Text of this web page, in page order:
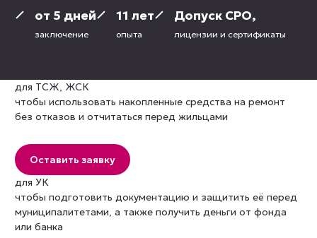
от 5 дней
заключение
11 лет
опыта
Допуск СРО,
лицензии и сертификаты
для ТСЖ, ЖСК
чтобы использовать накопленные средства на ремонт
без отказов и отчитаться перед жильцами
Оставить заявку
для УК
чтобы подготовить документацию и защитить её перед
муниципалитетами, а также получить деньги от фонда
или банка